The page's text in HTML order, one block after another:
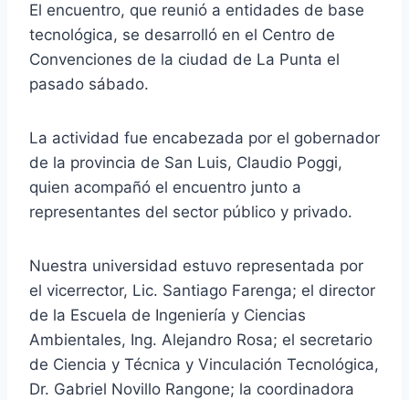
El encuentro, que reunió a entidades de base
tecnológica, se desarrolló en el Centro de
Convenciones de la ciudad de La Punta el
pasado sábado.
La actividad fue encabezada por el gobernador
de la provincia de San Luis, Claudio Poggi,
quien acompañó el encuentro junto a
representantes del sector público y privado.
Nuestra universidad estuvo representada por
el vicerrector, Lic. Santiago Farenga; el director
de la Escuela de Ingeniería y Ciencias
Ambientales, Ing. Alejandro Rosa; el secretario
de Ciencia y Técnica y Vinculación Tecnológica,
Dr. Gabriel Novillo Rangone; la coordinadora